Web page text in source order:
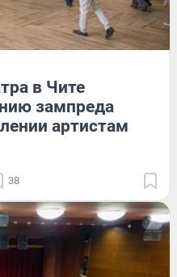
в Чите
зампреда
артистам
38